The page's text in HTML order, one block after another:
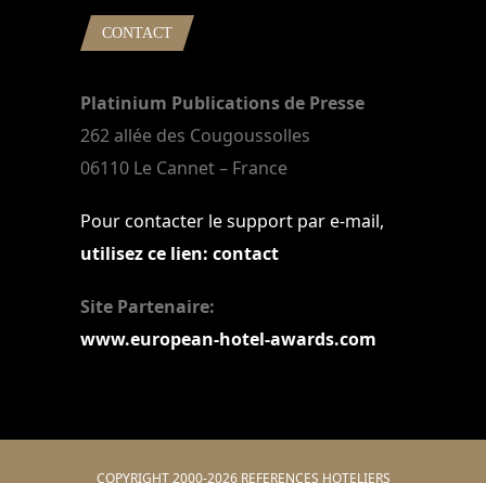
CONTACT
Platinium Publications de Presse
262 allée des Cougoussolles
06110 Le Cannet – France
Pour contacter le support par e-mail,
utilisez ce lien: contact
Site Partenaire:
www.european-hotel-awards.com
COPYRIGHT 2000-2026 REFERENCES HOTELIERS